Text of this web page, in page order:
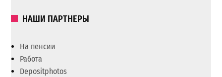
НАШИ ПАРТНЕРЫ
На пенсии
Работа
Depositphotos